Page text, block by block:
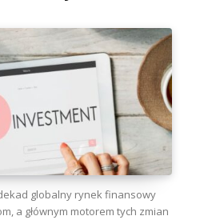
globalny rynek finansowy
a głównym motorem tych zmian